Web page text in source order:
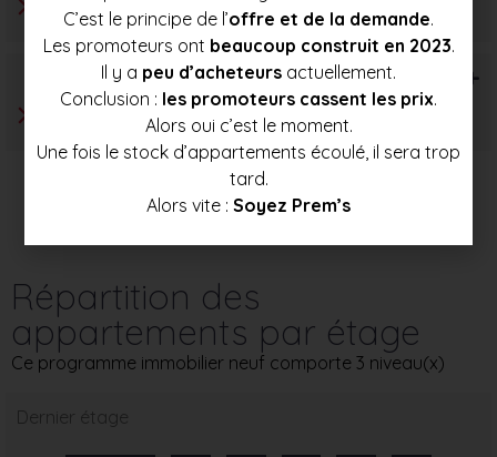
T6+
Répartition des
appartements par étage
Ce programme immobilier neuf comporte 3 niveau(x)
Dernier étage
C’est le principe de l’offre et de la demande.
Les promoteurs ont beaucoup construit en 2023.
Il y a peu d’acheteurs actuellement.
Conclusion : les promoteurs cassent les prix.
Alors oui c’est le moment.
Une fois le stock d’appartements écoulé, il sera trop
tard.
Alors vite : Soyez Prem’s